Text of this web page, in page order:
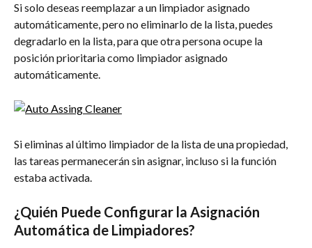
Si solo deseas reemplazar a un limpiador asignado
automáticamente, pero no eliminarlo de la lista, puedes
degradarlo en la lista, para que otra persona ocupe la
posición prioritaria como limpiador asignado
automáticamente.
Si eliminas al último limpiador de la lista de una propiedad,
las tareas permanecerán sin asignar, incluso si la función
estaba activada.
¿Quién Puede Configurar la Asignación
Automática de Limpiadores?